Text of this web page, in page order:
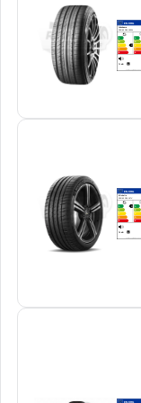
ENERG
Yokohama
235/60 R19 103W
A
B
C C
D
E
A
B
C
D
E
71 dB
ENERG
Michelin
235/60 R19 107V
A
A
B
C
D
E
A
B
C
D
E
70 dB
ENERG